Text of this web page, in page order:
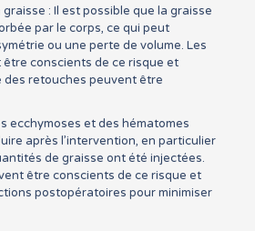
: Il est possible que la graisse
par le corps, ce qui peut
ou une perte de volume. Les
conscients de ce risque et
des retouches peuvent être
ecchymoses et des hématomes
après l’intervention, en particulier
de graisse ont été injectées.
être conscients de ce risque et
postopératoires pour minimiser